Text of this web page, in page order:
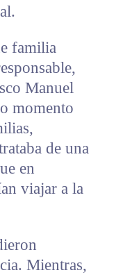
familia
Manuel
momento
de una
en
viajar a la
Mientras,